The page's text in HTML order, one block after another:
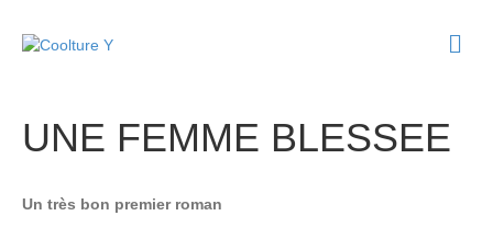
UNE FEMME BLESSEE
Un très bon premier roman